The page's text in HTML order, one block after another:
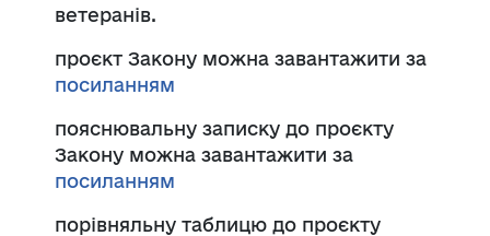
ветеранів.
проєкт Закону можна завантажити за
посиланням
пояснювальну записку до проєкту
Закону можна завантажити за
посиланням
порівняльну таблицю до проєкту